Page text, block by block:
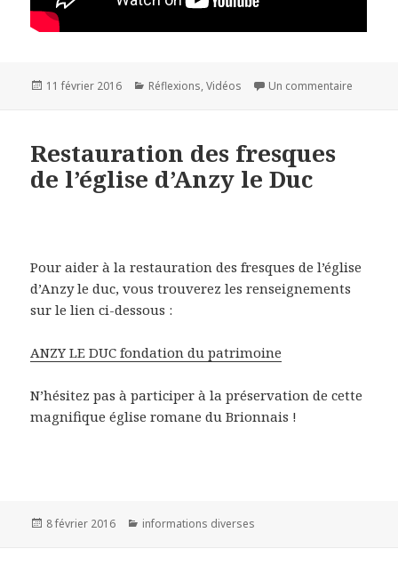
Publié
11 février 2016 Catégories
Réflexions,Vidéos Un commentaire
Restauration des fresques
de l’église d’Anzy le Duc
Pour aider à la restauration des fresques de l’église
d’Anzy le duc, vous trouverez les renseignements
sur le lien ci-dessous :
ANZY LE DUC fondation du patrimoine
N’hésitez pas à participer à la préservation de cette
magnifique église romane du Brionnais !
Publié
8 février 2016 Catégories
informations diverses